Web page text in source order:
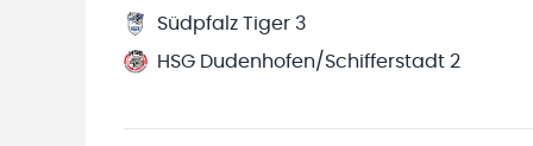
Südpfalz Tiger 3
HSG Dudenhofen/Schifferstadt 2